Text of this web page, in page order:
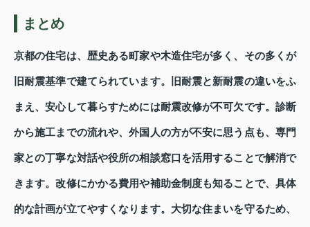
まとめ
京都の住宅は、歴史ある町家や木造住宅が多く、その多くが
旧耐震基準で建てられています。旧耐震と新耐震の違いをふ
まえ、安心して暮らすためには耐震改修が不可欠です。診断
から施工までの流れや、外国人の方が不安に思う点も、専門
家との丁寧な対話や役所の相談窓口を活用することで解消で
きます。改修にかかる費用や補助金制度も知ることで、具体
的な計画が立てやすくなります。大切な住まいを守るため、